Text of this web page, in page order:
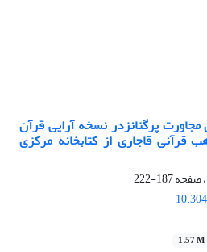
پرگنانزدر نسخه آرایی قرآن
قرآنی قاجاری از کتابخانه مرکزی
187-222
1.57 M